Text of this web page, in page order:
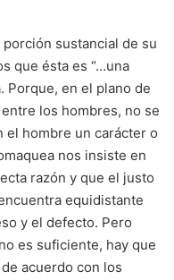
sustancial de su
que ésta es “…una
Porque, en el plano de
los hombres, no se
el hombre un carácter o
nos insiste en
razón y que el justo
equidistante
y el defecto. Pero
es suficiente, hay que
acuerdo con los